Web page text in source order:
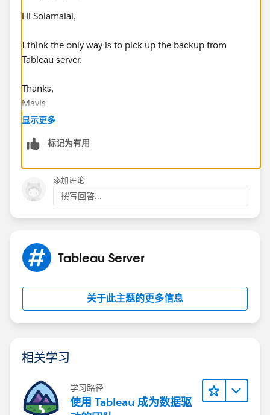
Hi Solamalai,
I think the only way is to pick up the backup from
Tableau server.
Thanks,
Mavis
显示更多
标记为有用
添加评论
撰写回答...
Tableau Server
关于此主题的更多信息
相关学习
学习路径
使用 Tableau 成为数据驱